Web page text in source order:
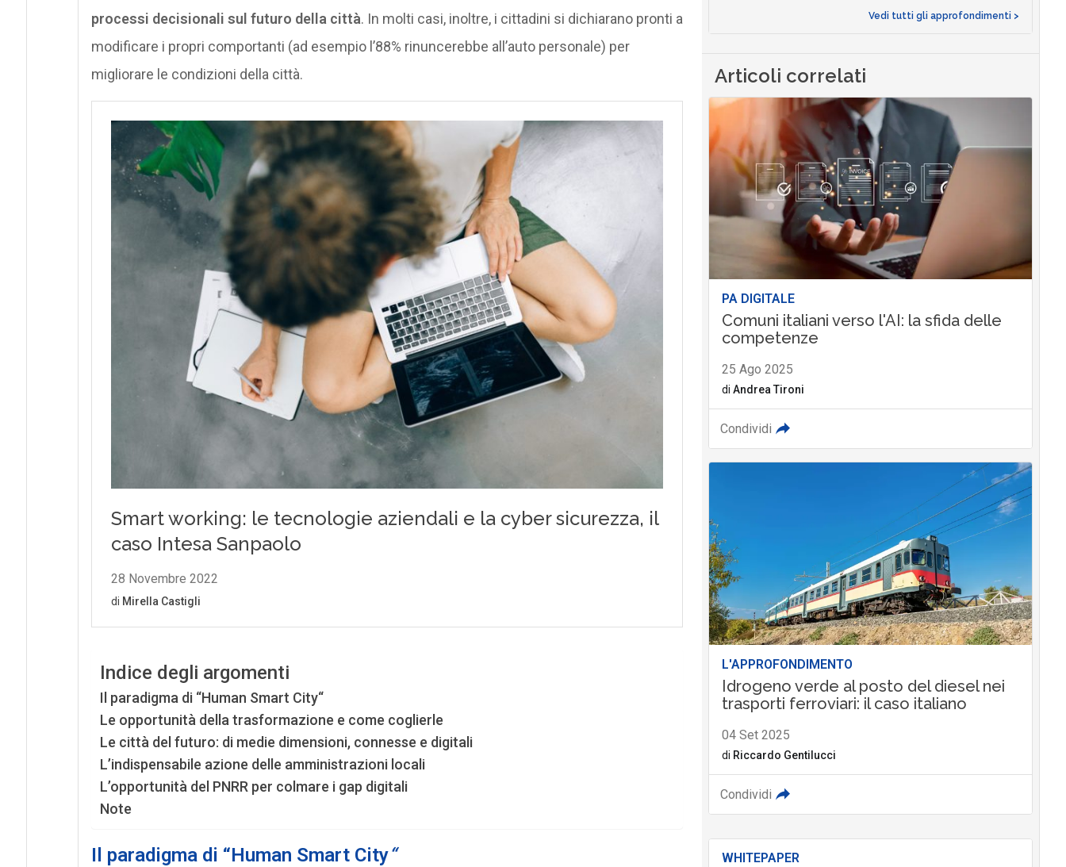
processi decisionali sul futuro della città. In molti casi, inoltre, i cittadini si dichiarano pronti a
modificare i propri comportanti (ad esempio l’88% rinuncerebbe all’auto personale) per
migliorare le condizioni della città.
Indice degli argomenti
Il paradigma di “Human Smart City“
Le opportunità della trasformazione e come coglierle
Le città del futuro: di medie dimensioni, connesse e digitali
L’indispensabile azione delle amministrazioni locali
L’opportunità del PNRR per colmare i gap digitali
Note
Il paradigma di “Human Smart City“
Vedi tutti gli approfondimenti >
Articoli correlati
PA DIGITALE
Comuni italiani verso l'AI: la sfida delle
competenze
25 Ago 2025
di Andrea Tironi
Condividi
L'APPROFONDIMENTO
Idrogeno verde al posto del diesel nei
trasporti ferroviari: il caso italiano
04 Set 2025
di Riccardo Gentilucci
Condividi
WHITEPAPER